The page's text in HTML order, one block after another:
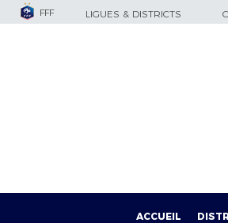
FFF LIGUES & DISTRICTS
ACCUEIL